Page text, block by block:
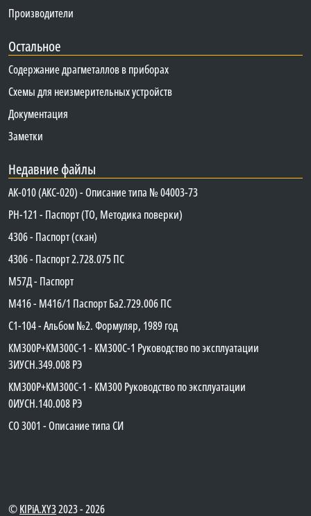
Производители
Остальное
Содержание драгметаллов в приборах
Схемы для неизмерительных устройств
Документация
Заметки
Недавние файлы
АК-010 (АКС-020) - Описание типа № 04003-73
PH-121 - Паспорт (ТО, Методика поверки)
4306 - Паспорт (скан)
4306 - Паспорт 2.728.075 ПС
М57Д - Паспорт
М416 - М416/1 Паспорт Ба2.729.006 ПС
C1-104 - Альбом №2. Формуляр, 1989 год
КМ300Р+КМ300С-1 - КМ300C-1 Руководство по эксплуатации
3ИУСН.349.008 РЭ
КМ300Р+КМ300С-1 - КМ300 Руководство по эксплуатации
0ИУСН.140.008 РЭ
СО 3001 - Описание типа СИ
©KIPiA.XY32023 - 2026